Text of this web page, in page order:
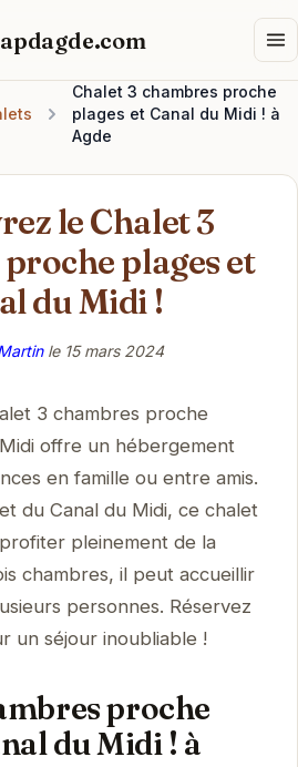
Chalet 3 chambres proche
plages et Canal du Midi ! à
Agde
le Chalet 3
plages et
du Midi !
le 15 mars 2024
3 chambres proche
offre un hébergement
en famille ou entre amis.
du Canal du Midi, ce chalet
pleinement de la
chambres, il peut accueillir
personnes. Réservez
un séjour inoubliable !
proche
du Midi ! à